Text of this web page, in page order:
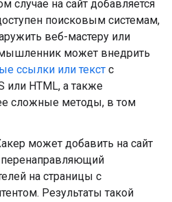
случае на сайт добавляется
поисковым системам,
веб-мастеру или
может внедрить
ссылки или текст с
HTML, а также
сложные методы, в том
может добавить на сайт
на страницы с
Результаты такой